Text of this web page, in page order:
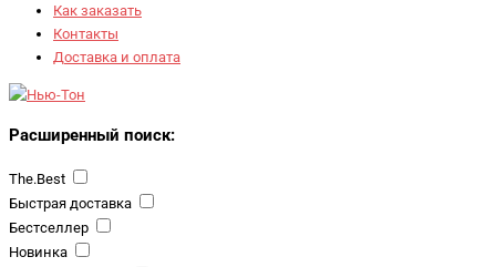
Как заказать
Контакты
Доставка и оплата
Расширенный поиск:
The.Best
Быстрая доставка
Бестселлер
Новинка